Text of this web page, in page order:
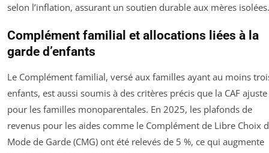
selon l’inflation, assurant un soutien durable aux mères isolées.
Complément familial et allocations liées à la
garde d’enfants
Le Complément familial, versé aux familles ayant au moins
enfants, est aussi soumis à des critères précis que la CAF ajuste
pour les familles monoparentales. En 2025, les plafonds de
revenus pour les aides comme le Complément de Libre Choix
Mode de Garde (CMG) ont été relevés de 5 %, ce qui augmente